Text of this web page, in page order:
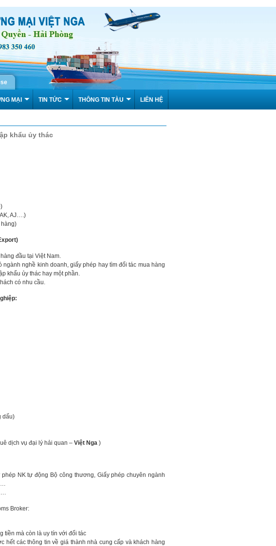
MẠI TIN TỨC THÔNG TIN TÀU LIÊN HỆ
khẩu ủy thác
AJ….)
hàng)
đầu tại Việt Nam.
nghề kinh doanh, giấy phép hay tìm đối tác mua hàng
khẩu ủy thác hay một phần.
có nhu cầu.
dấu)
dịch vụ đại lý hải quan – Việt Nga )
NK tự động Bộ công thương, Giấy phép chuyên ngành
Broker:
tiền mà còn là uy tín với đối tác
hết các thông tin về giá thành nhà cung cấp và khách hàng